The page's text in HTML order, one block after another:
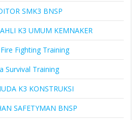
SMK3 BNSP
K3 UMUM KEMNAKER
Fighting Training
Survival Training
K3 KONSTRUKSI
SAFETYMAN BNSP